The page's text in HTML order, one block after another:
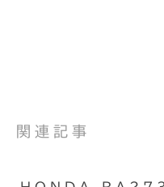
関連記事